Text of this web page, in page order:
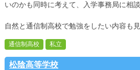
いのかも同時に考えて、入学事務局に相
自然と通信制高校で勉強をしたい内容も
松陰高等学校
通信制高校 私立